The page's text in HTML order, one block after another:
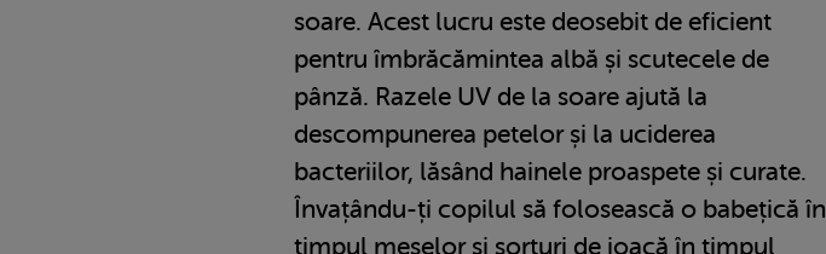
soare. Acest lucru este deosebit de eficient
pentru îmbrăcămintea albă și scutecele de
pânză. Razele UV de la soare ajută la
descompunerea petelor și la uciderea
bacteriilor, lăsând hainele proaspete și curate.
Învațându-ți copilul să folosească o babețică în
timpul meselor și șorțuri de joacă în timpul